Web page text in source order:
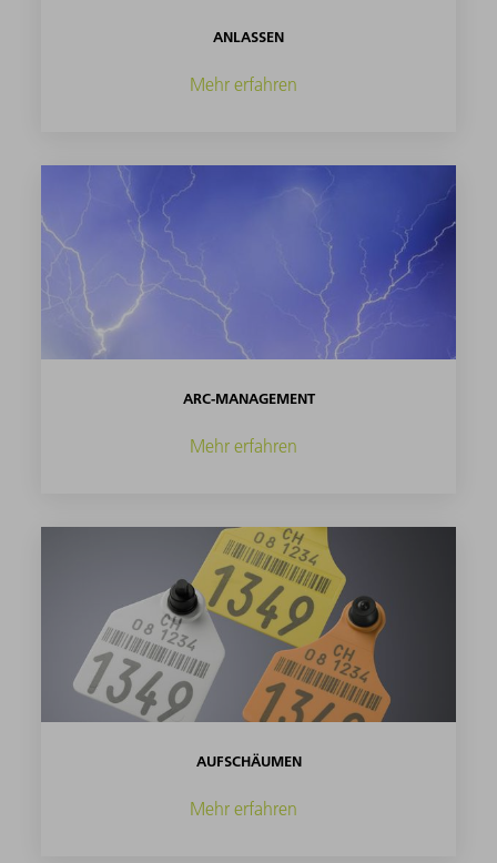
ANLASSEN
Mehr erfahren
ARC-MANAGEMENT
Mehr erfahren
AUFSCHÄUMEN
Mehr erfahren